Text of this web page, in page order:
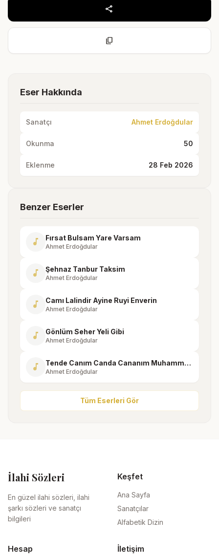
share
content_copy
Eser Hakkında
Sanatçı Ahmet Erdoğdular
Okunma 50
Eklenme 28 Feb 2026
Benzer Eserler
music_note Fırsat Bulsam Yare Varsam
Ahmet Erdoğdular
music_note Şehnaz Tanbur Taksim
Ahmet Erdoğdular
music_note Camı Lalindir Ayine Ruyi Enverin
Ahmet Erdoğdular
music_note Gönlüm Seher Yeli Gibi
Ahmet Erdoğdular
music_note Tende Canım Canda Cananım Muhammed Mustafa
Ahmet Erdoğdular
Tüm Eserleri Gör
İlahi Sözleri
En güzel ilahi sözleri, ilahi
şarkı sözleri ve sanatçı
bilgileri
Keşfet
Ana Sayfa
Sanatçılar
Alfabetik Dizin
Hesap İletişim